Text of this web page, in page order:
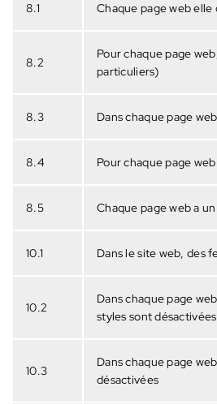
8.1 Chaque page web
8.2
Pour chaque page
particuliers)
8.3 Dans chaque page
8.4 Pour chaque page
8.5 Chaque page web a
10.1 Dans le site web, des
10.2
Dans chaque page
styles sont désactivées
10.3
Dans chaque page
désactivées